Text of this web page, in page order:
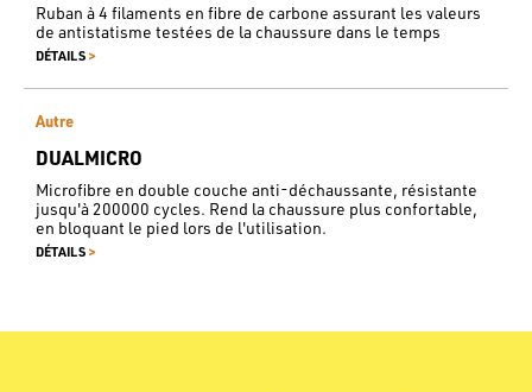
Ruban à 4 filaments en fibre de carbone assurant les valeurs
de antistatisme testées de la chaussure dans le temps
DÉTAILS >
Autre
DUALMICRO
Microfibre en double couche anti-déchaussante, résistante
jusqu'à 200000 cycles. Rend la chaussure plus confortable,
en bloquant le pied lors de l'utilisation.
DÉTAILS >